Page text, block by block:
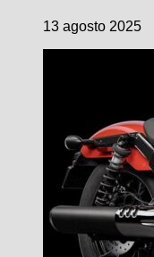
13 agosto 2025